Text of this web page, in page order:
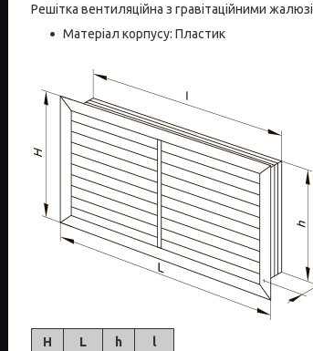
Решітка вентиляційна з гравітаційними жалюзі
Матеріал корпусу: Пластик
H L h
l